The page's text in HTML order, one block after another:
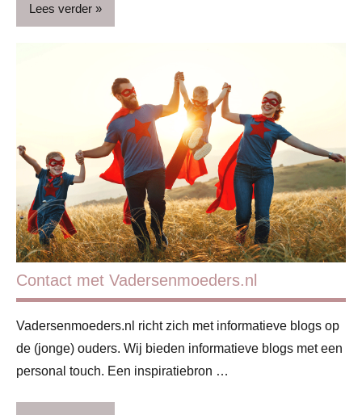
Lees verder
Contact met Vadersenmoeders.nl
Vadersenmoeders.nl richt zich met informatieve blogs op
de (jonge) ouders. Wij bieden informatieve blogs met een
personal touch. Een inspiratiebron …